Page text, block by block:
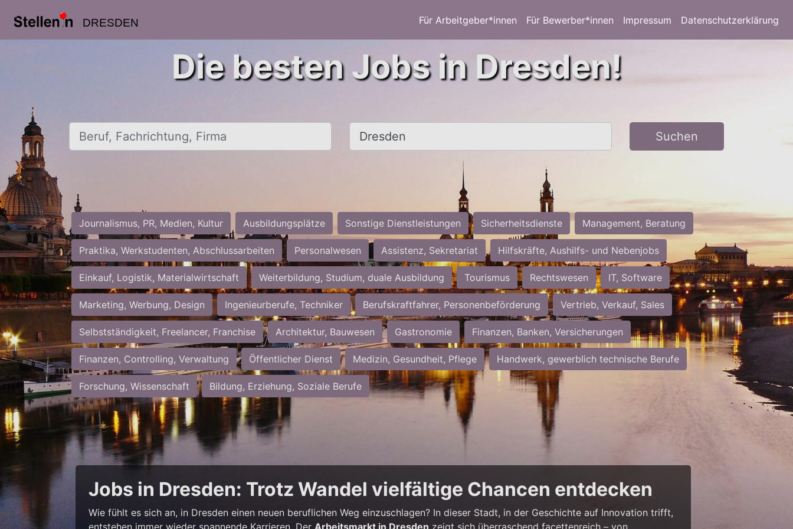
DRESDEN Für Arbeitgeber*innen Für Bewerber*innen Impressum Datenschutzerklärung
Die besten Jobs in Dresden!
Beruf, Fachrichtung, Firma Ort, Stadt Suchen
Journalismus, PR, Medien, Kultur Ausbildungsplätze Sonstige Dienstleistungen Sicherheitsdienste Management, Beratung
Praktika, Werkstudenten, Abschlussarbeiten Personalwesen Assistenz, Sekretariat Hilfskräfte, Aushilfs- und Nebenjobs
Einkauf, Logistik, Materialwirtschaft Weiterbildung, Studium, duale Ausbildung Tourismus Rechtswesen IT, Software
Marketing, Werbung, Design Ingenieurberufe, Techniker Berufskraftfahrer, Personenbeförderung Vertrieb, Verkauf, Sales
Selbstständigkeit, Freelancer, Franchise Architektur, Bauwesen Gastronomie Finanzen, Banken, Versicherungen
Finanzen, Controlling, Verwaltung Öffentlicher Dienst Medizin, Gesundheit, Pflege Handwerk, gewerblich technische Berufe
Forschung, Wissenschaft Bildung, Erziehung, Soziale Berufe
Jobs in Dresden: Trotz Wandel vielfältige Chancen entdecken
Wie fühlt es sich an, in Dresden einen neuen beruflichen Weg einzuschlagen? In dieser Stadt, in der Geschichte auf Innovation trifft,